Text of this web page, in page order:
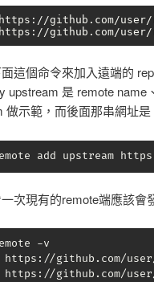
github.com/
github.com/
這個命令來加入遠端的
upstream 是 remote
做示範，而後面那串網址是
add upstream
次現有的remote端應該會
-v
github.com/
github.com/